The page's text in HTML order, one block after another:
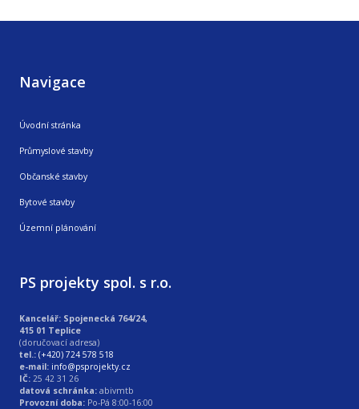
Navigace
Úvodní stránka
Průmyslové stavby
Občanské stavby
Bytové stavby
Územní plánování
PS projekty spol. s r.o.
Kancelář: Spojenecká 764/24,
415 01 Teplice
(doručovací adresa)
tel.: (+420) 724 578 518
e-mail: info@psprojekty.cz
IČ: 25 42 31 26
datová schránka: abivmtb
Provozní doba: Po-Pá 8:00-16:00